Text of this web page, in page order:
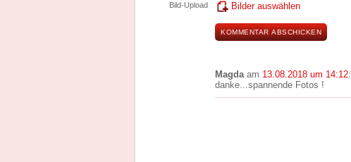
Bild-Upload Bilder auswählen
Magdaam 13.08.2018 um 14:12:
danke...spannende Fotos !